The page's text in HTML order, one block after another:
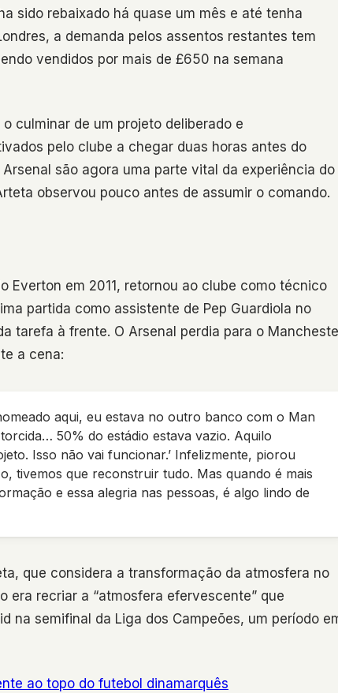
sido rebaixado há quase um mês e até tenha
a demanda pelos assentos restantes tem
vendidos por mais de £650 na semana
culminar de um projeto deliberado e
pelo clube a chegar duas horas antes do
são agora uma parte vital da experiência do
observou pouco antes de assumir o comando.
Everton em 2011, retornou ao clube como técnico
partida como assistente de Pep Guardiola no
tarefa à frente. O Arsenal perdia para o
a cena:
aqui, eu estava no outro banco com o Man
50% do estádio estava vazio. Aquilo
Isso não vai funcionar.’ Infelizmente, piorou
tivemos que reconstruir tudo. Mas quando é mais
e essa alegria nas pessoas, é algo lindo de
que considera a transformação da atmosfera no
era recriar a “atmosfera efervescente” que
na semifinal da Liga dos Campeões, um período
ao topo do futebol dinamarquês